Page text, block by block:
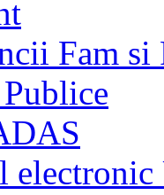
Fam si
electronic